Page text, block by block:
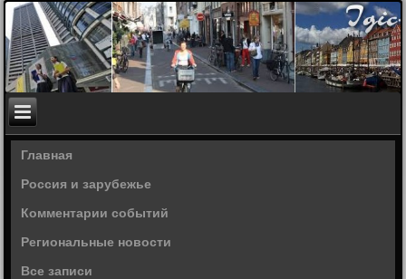
Главная
Россия и зарубежье
Комментарии событий
Региональные новости
Все записи